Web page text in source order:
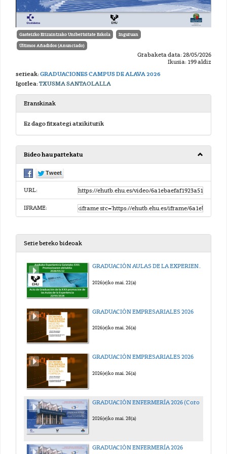
Gasteizko Erizaintzako Unibertsitate Eskola Inguruan
Últimos Añadidos (Anunciado)
Grabaketa data: 28/05/2026
Ikusia: 199 aldiz
serieak:GRADUACIONES CAMPUS DE ALAVA 2026
Igorlea:TXUSMA SANTAOLALLA
Eranskinak
Ez dago fitxategi atxikiturik
Bideo hau partekatu
URL:
IFRAME:
Serie bereko bideoak
GRADUACIÓN AULAS DE LA EXPERIENCIA 2026
2026(e)ko mai. 22(a)
GRADUACIÓN EMPRESARIALES 2026
2026(e)ko mai. 26(a)
GRADUACIÓN EMPRESARIALES 2026
2026(e)ko mai. 26(a)
2026(e)ko mai. 28(a)
GRADUACIÓN ENFERMERÍA 2026